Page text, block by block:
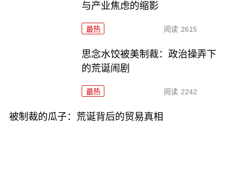
与产业焦虑的缩影
最热 阅读 2615
思念水饺被美制裁：政治操弄下
的荒诞闹剧
最热 阅读 2242
被制裁的瓜子：荒诞背后的贸易真相